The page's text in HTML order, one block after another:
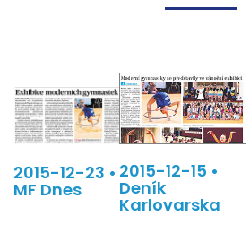
2015-12-23 •
MF Dnes
2015-12-15 •
Deník
Karlovarska